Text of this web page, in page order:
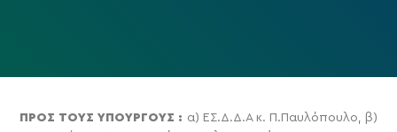
ΠΡΟΣ ΤΟΥΣ ΥΠΟΥΡΓΟΥΣ : α) ΕΣ.Δ.Δ.Α κ. Π.Παυλόπουλο, β)